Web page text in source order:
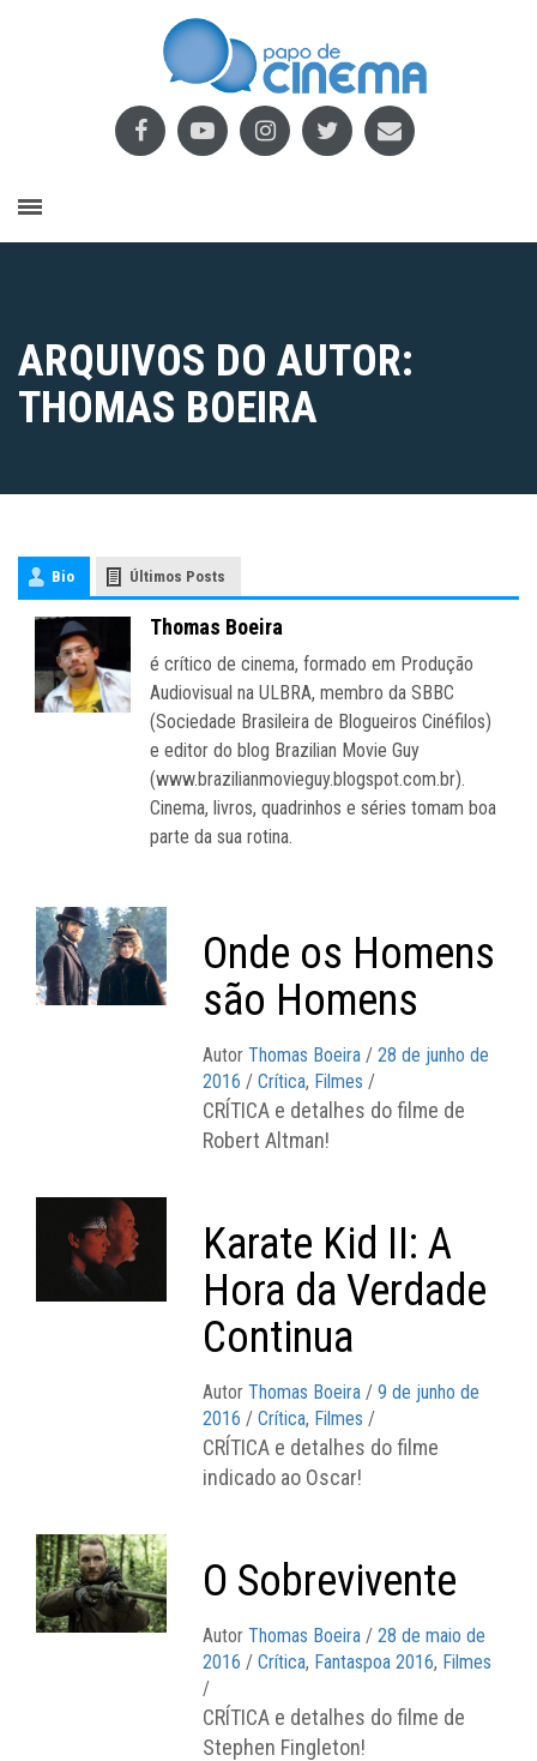
ARQUIVOS DO AUTOR:
THOMAS BOEIRA
Papo de Cinema > Articles by: Thomas Boeira
Bio Últimos Posts
Thomas Boeira
é crítico de cinema, formado em Produção
Audiovisual na ULBRA, membro da SBBC
(Sociedade Brasileira de Blogueiros Cinéfilos)
e editor do blog Brazilian Movie Guy
(www.brazilianmovieguy.blogspot.com.br).
Cinema, livros, quadrinhos e séries tomam boa
parte da sua rotina.
Onde os Homens
são Homens
AutorThomas Boeira / 28 de junho de
2016 / Crítica, Filmes /
CRÍTICA e detalhes do filme de
Robert Altman!
Karate Kid II: A
Hora da Verdade
Continua
AutorThomas Boeira / 9 de junho de
2016 / Crítica, Filmes /
CRÍTICA e detalhes do filme
indicado ao Oscar!
O Sobrevivente
AutorThomas Boeira / 28 de maio de
2016 / Crítica, Fantaspoa 2016, Filmes
/
CRÍTICA e detalhes do filme de
Stephen Fingleton!